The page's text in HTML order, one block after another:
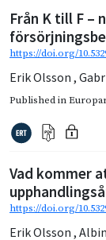
Från K till F –
https://doi.org/
Erik Olsson ,
Published in
Vad kommer
https://doi.org/
Erik Olsson ,